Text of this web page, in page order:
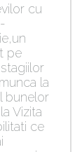
cu
pe
la
bunelor
Vizita
ce